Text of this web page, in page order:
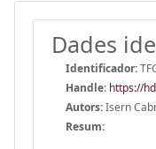
Dades
Identificador:
Handle: https://
Autors:Isern
Resum: